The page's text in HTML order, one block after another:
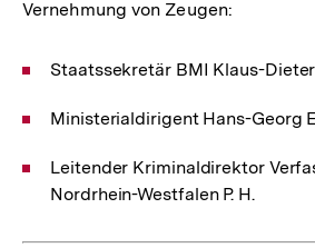
Vernehmung von Zeugen:
Staatssekretär BMI Klaus-
Ministerialdirigent Hans-Georg
Leitender Kriminaldirektor
Nordrhein-Westfalen P. H.